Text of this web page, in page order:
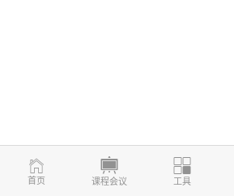
首页 课程会议 工具